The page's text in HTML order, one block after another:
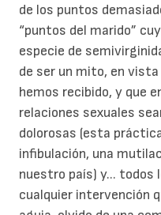
de los puntos
“puntos del marido”
especie de
de ser un mito, en
hemos recibido, y que
relaciones sexuales
dolorosas (esta
infibulación, una
nuestro país) y... todos
cualquier intervención